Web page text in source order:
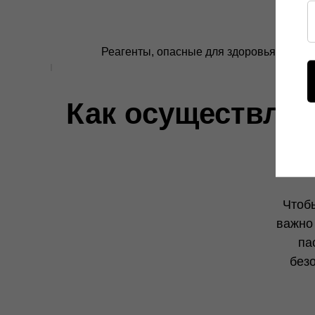
Реагенты, опасные для здоровья
Как
важно